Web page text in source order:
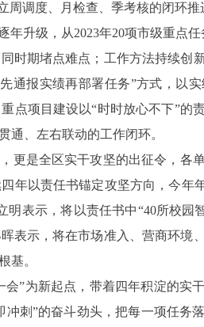
调度、月检查、季考核的闭环推
升级，从2023年20项市级重点
时期堵点难点；工作方法持续创
通报实绩再部署任务”方式，以
点项目建设以“时时放心不下”的
通、左右联动的工作闭环。
更是全区实干攻坚的出征令，各
年以责任书锚定攻坚方向，今年
表示，将以责任书中“40所校园
表示，将在市场准入、营商环境
基。
”为新起点，带着四年积淀的实
刺”的奋斗劲头，把每一项任务